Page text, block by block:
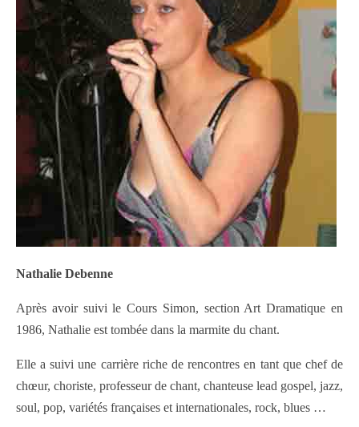
Nathalie Debenne
Après avoir suivi le Cours Simon, section Art Dramatique en
1986, Nathalie est tombée dans la marmite du chant.
Elle a suivi une carrière riche de rencontres en tant que chef de
chœur, choriste, professeur de chant, chanteuse lead gospel, jazz,
soul, pop, variétés françaises et internationales, rock, blues …